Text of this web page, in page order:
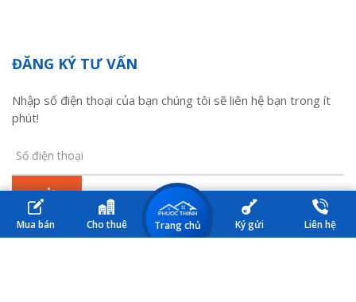
Mua bán Cho thuê Trang chủ Ký gửi Liên hệ
ĐĂNG KÝ TƯ VẤN
Nhập số điện thoại của bạn chúng tôi sẽ liên hệ bạn trong ít
phút!